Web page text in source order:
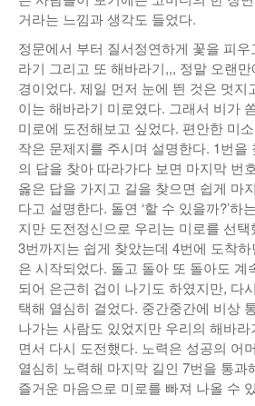
거라는 느낌과 생각도 들었다.
정문에서 부터 질서정연하게 꽃을 피
라기 그리고 또 해바라기,,, 정말 오랜
경이었다. 제일 먼저 눈에 띈 것은 멋지
이는 해바라기 미로였다. 그래서 비가
미로에 도전해보고 싶었다. 편안한 미
작은 문제지를 주시며 설명한다. 1번을
의 답을 찾아 따라가다 보면 마지막 번
옳은 답을 가지고 길을 찾으면 쉽게 마
다고 설명한다. 돌연 ‘할 수 있을까?’하
지만 도전정신으로 우리는 미로를 선
3번까지는 쉽게 찾았는데 4번에 도착
은 시작되었다. 돌고 돌아 또 돌아도 계
되어 은근히 겁이 나기도 하였지만, 다
택해 열심히 걸었다. 중간중간에 비상
나가는 사람도 있었지만 우리의 해바
면서 다시 도전했다. 노력은 성공의 어
열심히 노력해 마지막 길인 7번을 통과
즐거운 마음으로 미로를 빠져 나올 수